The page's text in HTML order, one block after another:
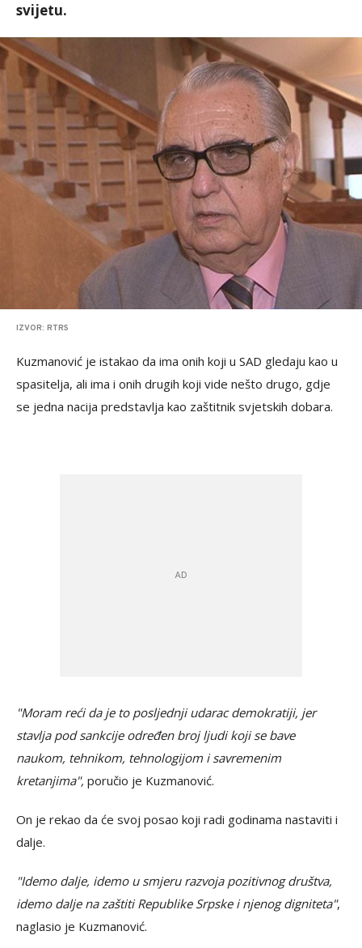
svijetu.
IZVOR: RTRS
Kuzmanović je istakao da ima onih koji u SAD gledaju kao u
spasitelja, ali ima i onih drugih koji vide nešto drugo, gdje
se jedna nacija predstavlja kao zaštitnik svjetskih dobara.
"Moram reći da je to posljednji udarac demokratiji, jer
stavlja pod sankcije određen broj ljudi koji se bave
naukom, tehnikom, tehnologijom i savremenim
kretanjima", poručio je Kuzmanović.
On je rekao da će svoj posao koji radi godinama nastaviti i
dalje.
"Idemo dalje, idemo u smjeru razvoja pozitivnog društva,
idemo dalje na zaštiti Republike Srpske i njenog digniteta",
naglasio je Kuzmanović.